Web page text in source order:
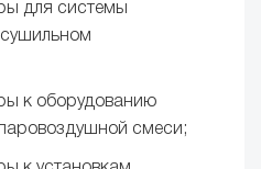
для системы
к оборудованию
смеси;